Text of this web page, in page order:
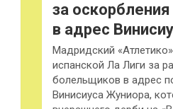
за
в адрес
Мадридский
испанской Ла Лиги за
болельщиков в адрес
Винисиуса Жуниора,